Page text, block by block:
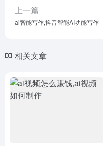
上一篇
ai智能写作,抖音智能AI功能写作
相关文章